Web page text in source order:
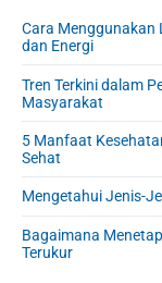
i
e
b
a
r
Cara Menggunakan
dan Energi
Tren Terkini dalam
Masyarakat
5 Manfaat
Sehat
Mengetahui Jenis-
Bagaimana
Terukur